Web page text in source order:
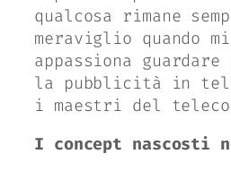
qualcosa rimane
meraviglio quando
appassiona
la pubblicità in
i maestri del
I concept nascosti